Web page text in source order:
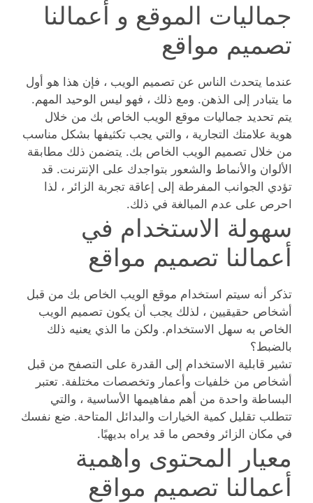
جماليات الموقع و أعمالنا
تصميم مواقع
عندما يتحدث الناس عن تصميم الويب ، فإن هذا هو أول
ما يتبادر إلى الذهن. ومع ذلك ، فهو ليس الوحيد المهم.
يتم تحديد جماليات موقع الويب الخاص بك من خلال
هوية علامتك التجارية ، والتي يجب تكثيفها بشكل مناسب
من خلال تصميم الويب الخاص بك. يتضمن ذلك مطابقة
الألوان والأنماط والشعور بتواجدك على الإنترنت. قد
تؤدي الجوانب المفرطة إلى إعاقة تجربة الزائر ، لذا
احرص على عدم المبالغة في ذلك.
سهولة الاستخدام في
أعمالنا تصميم مواقع
تذكر أنه سيتم استخدام موقع الويب الخاص بك من قبل
أشخاص حقيقيين ، لذلك يجب أن يكون تصميم الويب
الخاص به سهل الاستخدام. ولكن ما الذي يعنيه ذلك
بالضبط؟
تشير قابلية الاستخدام إلى القدرة على التصفح من قبل
أشخاص من خلفيات وأعمار وتخصصات مختلفة. تعتبر
البساطة واحدة من أهم مفاهيمها الأساسية ، والتي
تتطلب تقليل كمية الخيارات والبدائل المتاحة. ضع نفسك
في مكان الزائر وفحص ما قد يراه بديهيًا.
معيار المحتوى واهمية
أعمالنا تصميم مواقع